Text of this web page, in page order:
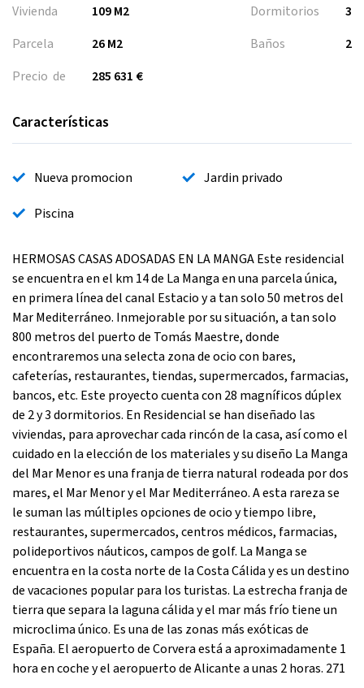
Vivienda
109 M2
Parcela
26 M2
Precio de
285 631 €
Dormitorios
3
Baños
2
Características
Nueva promocion
Jardin privado
Piscina
HERMOSAS CASAS ADOSADAS EN LA MANGA Este residencial
se encuentra en el km 14 de La Manga en una parcela única,
en primera línea del canal Estacio y a tan solo 50 metros del
Mar Mediterráneo. Inmejorable por su situación, a tan solo
800 metros del puerto de Tomás Maestre, donde
encontraremos una selecta zona de ocio con bares,
cafeterías, restaurantes, tiendas, supermercados, farmacias,
bancos, etc. Este proyecto cuenta con 28 magníficos dúplex
de 2 y 3 dormitorios. En Residencial se han diseñado las
viviendas, para aprovechar cada rincón de la casa, así como el
cuidado en la elección de los materiales y su diseño La Manga
del Mar Menor es una franja de tierra natural rodeada por dos
mares, el Mar Menor y el Mar Mediterráneo. A esta rareza se
le suman las múltiples opciones de ocio y tiempo libre,
restaurantes, supermercados, centros médicos, farmacias,
polideportivos náuticos, campos de golf. La Manga se
encuentra en la costa norte de la Costa Cálida y es un destino
de vacaciones popular para los turistas. La estrecha franja de
tierra que separa la laguna cálida y el mar más frío tiene un
microclima único. Es una de las zonas más exóticas de
España. El aeropuerto de Corvera está a aproximadamente 1
hora en coche y el aeropuerto de Alicante a unas 2 horas. 271